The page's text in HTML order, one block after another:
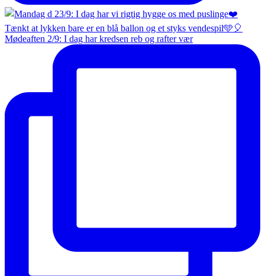
Mødeaften 2/9: I dag har kredsen reb og rafter vær